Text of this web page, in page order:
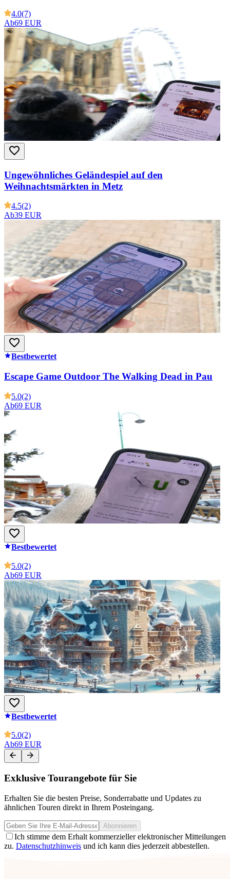
4.0(7)
Ab69 EUR
Ungewöhnliches Geländespiel auf den
Weihnachtsmärkten in Metz
4.5(2)
Ab39 EUR
Bestbewertet
Escape Game Outdoor The Walking Dead in Pau
5.0(2)
Ab69 EUR
Bestbewertet
5.0(2)
Ab69 EUR
Bestbewertet
5.0(2)
Ab69 EUR
Exklusive Tourangebote für Sie
Erhalten Sie die besten Preise, Sonderrabatte und Updates zu
ähnlichen Touren direkt in Ihrem Posteingang.
Abonnieren
Ich stimme dem Erhalt kommerzieller elektronischer Mitteilungen
zu. Datenschutzhinweis und ich kann dies jederzeit abbestellen.